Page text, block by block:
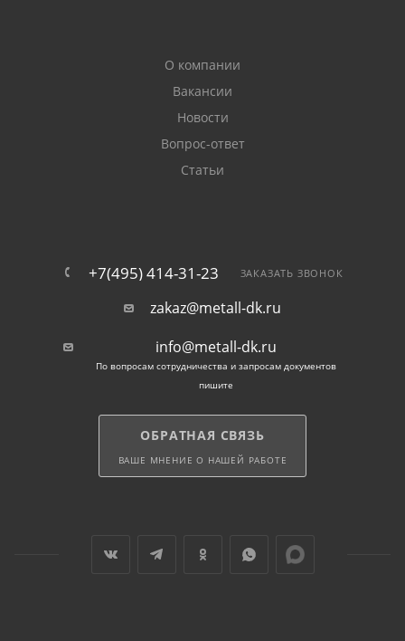
О компании
Вакансии
Новости
Вопрос-ответ
Статьи
+7(495) 414-31-23 ЗАКАЗАТЬ ЗВОНОК
zakaz@metall-dk.ru
info@metall-dk.ru
По вопросам сотрудничества и запросам документов
пишите
ОБРАТНАЯ СВЯЗЬ
ВАШЕ МНЕНИЕ О НАШЕЙ РАБОТЕ